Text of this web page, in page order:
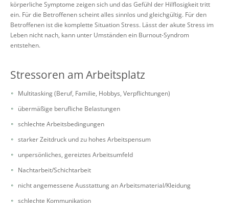
körperliche Symptome zeigen sich und das Gefühl der Hilflosigkeit tritt
ein. Für die Betroffenen scheint alles sinnlos und gleichgültig. Für den
Betroffenen ist die komplette Situation Stress. Lässt der akute Stress im
Leben nicht nach, kann unter Umständen ein Burnout-Syndrom
entstehen.
Stressoren am Arbeitsplatz
Multitasking (Beruf, Familie, Hobbys, Verpflichtungen)
übermäßige berufliche Belastungen
schlechte Arbeitsbedingungen
starker Zeitdruck und zu hohes Arbeitspensum
unpersönliches, gereiztes Arbeitsumfeld
Nachtarbeit/Schichtarbeit
nicht angemessene Ausstattung an Arbeitsmaterial/Kleidung
schlechte Kommunikation